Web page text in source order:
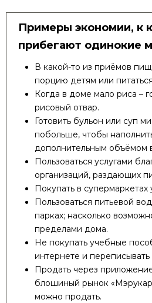
Примеры экономии, к
прибегают одинокие
В какой-то из приёмов
порцию детям или
Когда в доме мало риса –
рисовый отвар.
Готовить бульон или суп
побольше, чтобы
дополнительным объёмом
Пользоваться услугами
организаций, раздающих
Покупать в
Пользоваться питьевой
парках; насколько
пределами дома.
Не покупать учебные
интернете и
Продать через
блошиный рынок
можно продать.